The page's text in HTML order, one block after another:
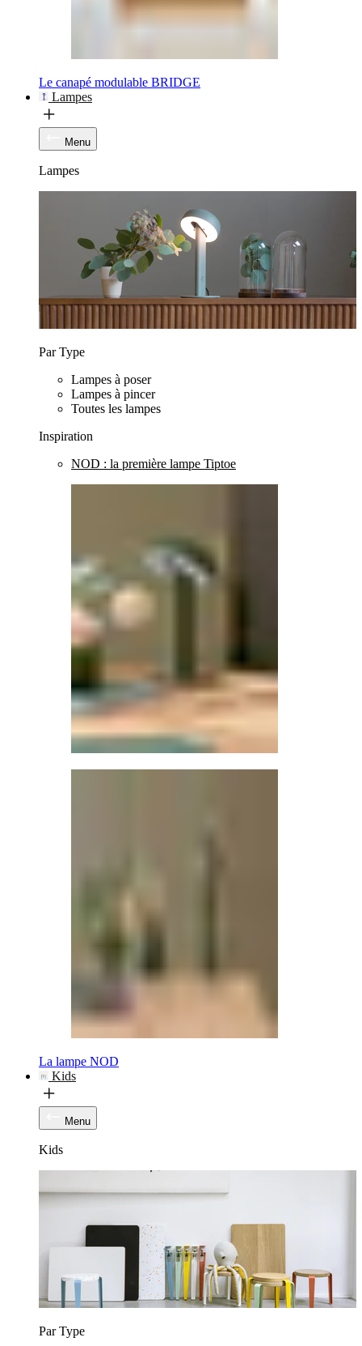
Le canapé modulable BRIDGE
Lampes
Menu
Lampes
Par Type
Lampes à poser
Lampes à pincer
Toutes les lampes
Inspiration
NOD : la première lampe Tiptoe
La lampe NOD
Kids
Menu
Kids
Par Type